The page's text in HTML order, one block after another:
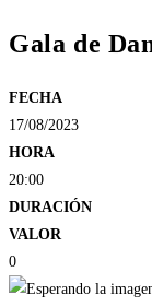
Gala de
FECHA
17/08/2023
HORA
20:00
DURACIÓN
VALOR
0